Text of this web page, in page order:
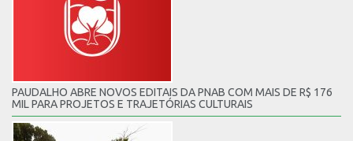
PAUDALHO ABRE NOVOS EDITAIS DA PNAB COM MAIS DE R$ 176
MIL PARA PROJETOS E TRAJETÓRIAS CULTURAIS